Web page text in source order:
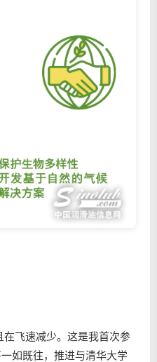
飞速减少。这是我首次参
如既往，推进与清华大学